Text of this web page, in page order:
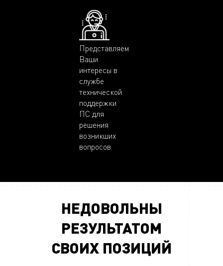
Представляем
Ваши
интересы в
службе
технической
поддержки
ПС для
решения
возникших
вопросов.
НЕДОВОЛЬНЫ
РЕЗУЛЬТАТОМ
СВОИХ ПОЗИЦИЙ